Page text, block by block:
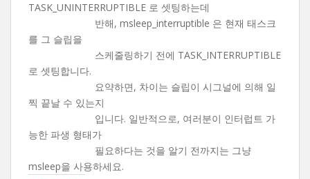
TASK_UNINTERRUPTIBLE 로 셋팅하는데
반해, msleep_interruptible 은 현재 태스크
를 그 슬립을
스케줄링하기 전에 TASK_INTERRUPTIBLE
로 셋팅합니다.
요약하면, 차이는 슬립이 시그널에 의해 일
찍 끝날 수 있는지
입니다. 일반적으로, 여러분이 인터럽트 가
능한 파생 형태가
필요하다는 것을 알기 전까지는 그냥
msleep을 사용하세요.